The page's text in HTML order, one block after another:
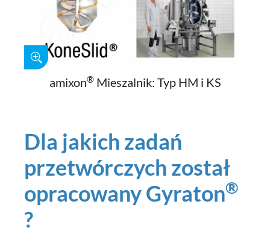
amixon®Mieszalnik: Typ HM i KS
Dla jakich zadań
przetwórczych został
opracowany Gyraton®
?